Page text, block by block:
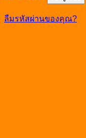
ลืมรหัสผ่านของคุณ?